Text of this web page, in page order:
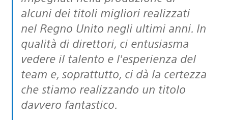
alcuni dei titoli migliori realizzati
nel Regno Unito negli ultimi anni. In
qualità di direttori, ci entusiasma
vedere il talento e l’esperienza del
team e, soprattutto, ci dà la certezza
che stiamo realizzando un titolo
davvero fantastico.